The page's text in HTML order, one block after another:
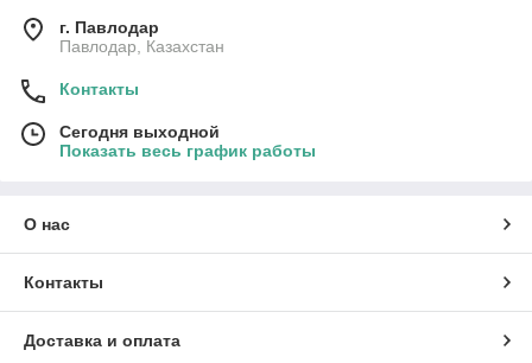
г. Павлодар
Павлодар, Казахстан
Контакты
Сегодня выходной
Показать весь график работы
О нас
Контакты
Доставка и оплата